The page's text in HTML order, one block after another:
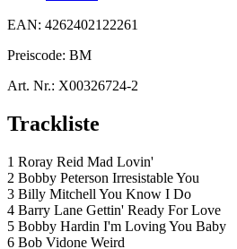
EAN: 4262402122261
Preiscode: BM
Art. Nr.: X00326724-2
Trackliste
1 Roray Reid Mad Lovin'
2 Bobby Peterson Irresistable You
3 Billy Mitchell You Know I Do
4 Barry Lane Gettin' Ready For Love
5 Bobby Hardin I'm Loving You Baby
6 Bob Vidone Weird